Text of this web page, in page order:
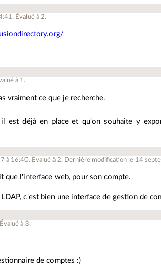
. Évalué à 2.
à 1 .
vraiment ce que je recherche.
est déjà en place et qu'on souhaite y
à 16:40. Évalué à 2. Dernière modification le 14
que l'interface web, pour son compte.
c'est bien une interface de gestion de
Évalué à 3.
de comptes :)